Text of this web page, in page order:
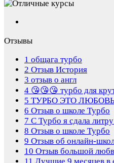
Отзывы
1 общага турбо
2 Отзыв История
3 отзыв о англ
4 😘😘😘 турбо для
5 ТУРБО ЭТО
6 Отзыв о школе Турбо
7 С Турбо я сдала
8 Отзыв о школе Турбо
9 Отзыв об онлайн-
10 Отзыв большой